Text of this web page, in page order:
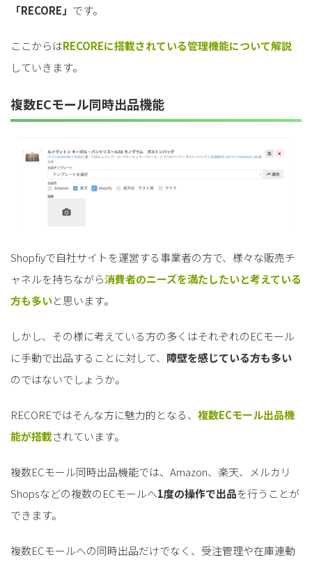
「RECORE」 です。
ここからはRECOREに搭載されている管理機能について解説
していきます。
複数ECモール同時出品機能
Shopfiyで自社サイトを運営する事業者の方で、様々な販売チ
ャネルを持ちながら消費者のニーズを満たしたいと考えている
方も多いと思います。
しかし、その様に考えている方の多くはそれぞれのECモール
に手動で出品することに対して、 障壁を感じている方も多い
のではないでしょうか。
RECOREではそんな方に魅力的となる、 複数ECモール出品機
能が搭載されています。
複数ECモール同時出品機能では、Amazon、楽天、メルカリ
Shopsなどの複数のECモールへ1度の操作で出品を行うことが
できます。
複数ECモールへの同時出品だけでなく、受注管理や在庫連動